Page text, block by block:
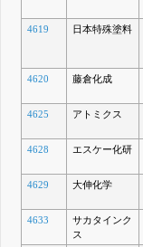
4619 日本特殊塗料
4620 藤倉化成
4625 アトミクス
4628 エスケー化研
4629 大伸化学
4633
サカタインク
ス